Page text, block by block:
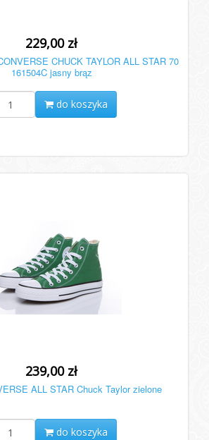
229,00 zł
CHUCK TAYLOR ALL STAR 70
161504C jasny brąz
do koszyka
239,00 zł
ALL STAR Chuck Taylor zielone
do koszyka